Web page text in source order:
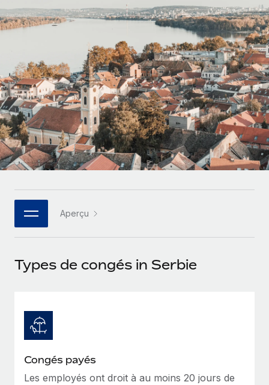
Gestion des freelances
Intégrez et gérez vos freelances partout dans le monde
Sous-traitez les opérations complexes liées à l’emploi
INFRASTRUCTURE
Intégration Remote
Intégrez vos RH aux flux de travail en toute simplicité
Plateforme
Connecter
Nouveau
Connectez n'importe quel outil d’IA à Remote grâce à
notre MCP
Intégrations
SERVICES
Demandez aux experts
Recevez des conseils d’experts sur les RH à
l’international et la conformité
Comparer Remote
Examinez notre service par rapport aux autres
CROISSANCE
Start-ups
Des solutions agiles et internationales pour les RH et la
paie des entreprises en pleine croissance
Entreprises intermédiaires
Développez vos équipes avec des solutions RH sur
mesure
Entreprise
Les RH à l’international pour les grandes entreprises
Partenaires stratégiques de la tech
Remote Build
Conseil en intégrations et automatisations assistées par
pays
Calculateur de paiement des freelances
Découvrez les devises disponibles et les vitesses de
paiement pour vos freelances internationaux
APPRENDRE AVEC REMOTE
Recherche et guides
Études de cas
Checklists et modèles
Descriptions de postes
Événements
Données sur les salaires et les talents
Obtenir de l’aide
Nederlands
Deutsch
Español
Italiano
Português (Portugal)
日本語
한국어
Connexion
Aperçu
Types de congés in Serbie
Congés payés
Les employés ont droit à au moins 20 jours de